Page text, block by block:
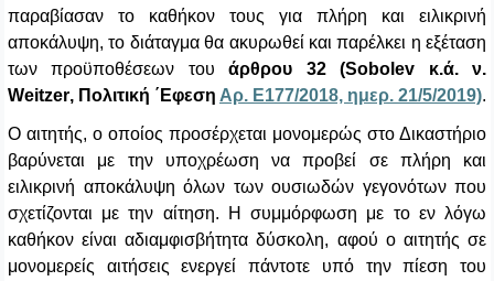
παραβίασαν το καθήκον τους για πλήρη και ειλικρινή
αποκάλυψη, το διάταγμα θα ακυρωθεί και παρέλκει η εξέταση
των προϋποθέσεων τουάρθρου 32 (Sobolev κ.ά. ν.
Weitzer, Πολιτική ΄Εφεση Αρ. Ε177/2018, ημερ. 21/5/2019).
Ο αιτητής, ο οποίος προσέρχεται μονομερώς στο Δικαστήριο
βαρύνεται με την υποχρέωση να προβεί σε πλήρη και
ειλικρινή αποκάλυψη όλων των ουσιωδών γεγονότων που
σχετίζονται με την αίτηση. Η συμμόρφωση με το εν λόγω
καθήκον είναι αδιαμφισβήτητα δύσκολη, αφού ο αιτητής σε
μονομερείς αιτήσεις ενεργεί πάντοτε υπό την πίεση του